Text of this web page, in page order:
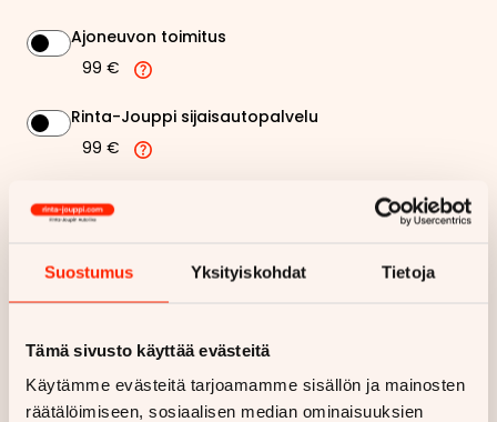
Suostumus Yksityiskohdat Tietoja
Tämä sivusto käyttää evästeitä
Käytämme evästeitä tarjoamamme sisällön ja mainosten
räätälöimiseen, sosiaalisen median ominaisuuksien
Ajoneuvon toimitus
99 €
Rinta-Jouppi sijaisautopalvelu
99 €
154,66 €
Näytähintaerittely
Haluan myös tarjouksen vakuutuksesta
Hae rahoitustarjous